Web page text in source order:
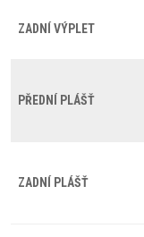
ZADNÍ VÝPLET
PŘEDNÍ PLÁŠŤ
ZADNÍ PLÁŠŤ